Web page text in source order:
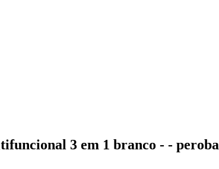
3 em 1 branco - - peroba